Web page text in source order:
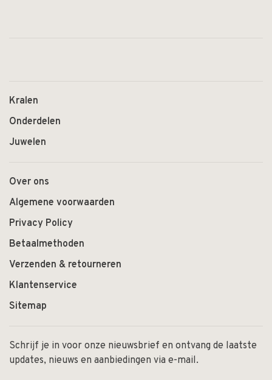
Kralen
Onderdelen
Juwelen
Over ons
Algemene voorwaarden
Privacy Policy
Betaalmethoden
Verzenden & retourneren
Klantenservice
Sitemap
Schrijf je in voor onze nieuwsbrief en ontvang de laatste
updates, nieuws en aanbiedingen via e-mail.